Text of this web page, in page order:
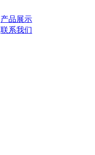
产品展示
联系我们